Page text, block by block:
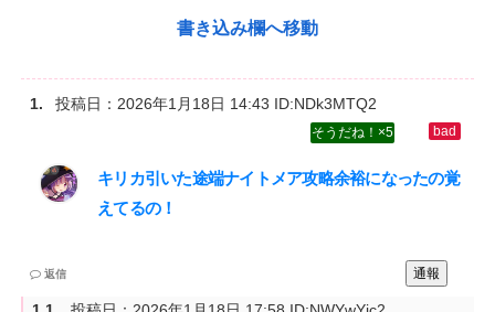
書き込み欄へ移動
投稿日：2026年1月18日 14:43 ID:NDk3MTQ2
5
キリカ引いた途端ナイトメア攻略余裕になったの覚
えてるの！
通報
返信